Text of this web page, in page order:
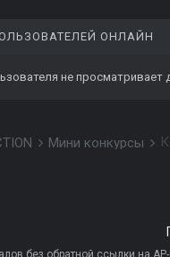
ОНЛАЙН
не просматривает
Мини конкурсы
без обратной ссылки на